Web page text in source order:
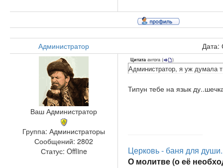
Администратор Дата:
Ваш Администратор
Группа: Администраторы
Сообщений: 2802
Статус: Offline
Цитата avrora ( )
Администратор, я уж думала
Типун тебе на язык
Церковь - баня для
О молитве (о её